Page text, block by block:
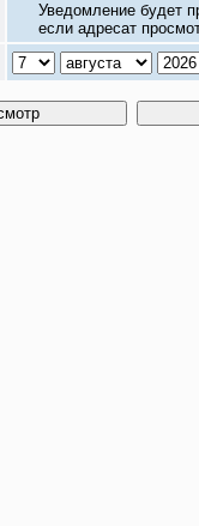
Уведомление будет
если адресат